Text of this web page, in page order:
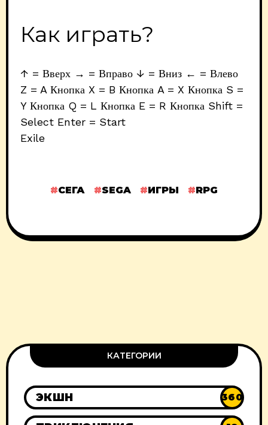
Как играть?
↑ = Вверх → = Вправо ↓ = Вниз ← = Влево
Z = A Кнопка X = B Кнопка A = X Кнопка S =
Y Кнопка Q = L Кнопка E = R Кнопка Shift =
Select Enter = Start
Exile
СЕГА SEGA ИГРЫ RPG
КАТЕГОРИИ
ЭКШН 360